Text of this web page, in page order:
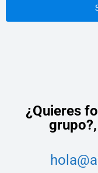
¿Quieres
grupo?,